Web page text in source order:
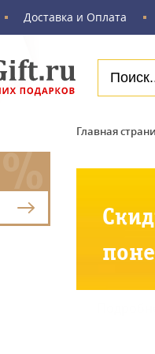
Доставка и Оплата
Главная